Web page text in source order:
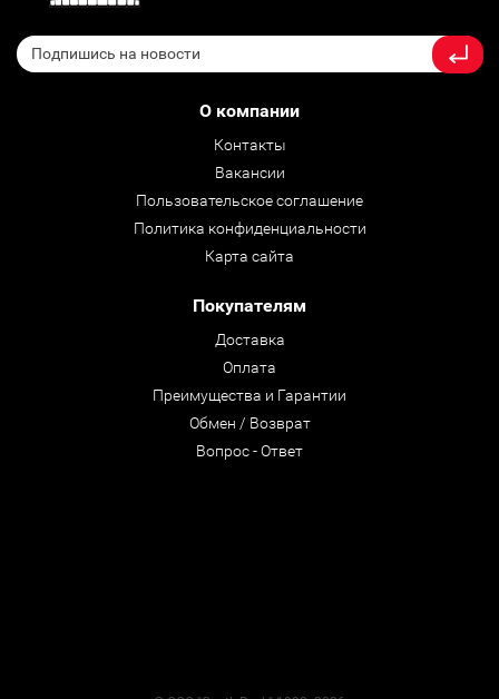
О компании
Контакты
Вакансии
Пользовательское соглашение
Политика конфиденциальности
Карта сайта
Покупателям
Доставка
Оплата
Преимущества и Гарантии
Обмен / Возврат
Вопрос - Ответ